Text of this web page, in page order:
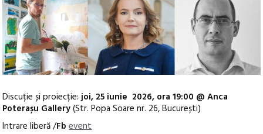
Discuție și proiecție:joi, 25 iunie 2026, ora 19:00 @ Anca
Poterașu Gallery(Str. Popa Soare nr. 26, București)
Intrare liberă /Fbevent